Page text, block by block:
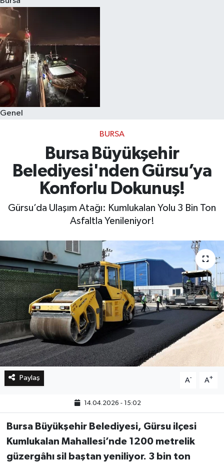
Genel
BURSA
Bursa Büyükşehir
Belediyesi'nden Gürsu’ya
Konforlu Dokunuş!
Gürsu’da Ulaşım Atağı: Kumlukalan Yolu 3 Bin Ton
Asfaltla Yenileniyor!
Paylaş A- A+
14.04.2026 - 15:02
Bursa Büyükşehir Belediyesi, Gürsu ilçesi
Kumlukalan Mahallesi’nde 1200 metrelik
güzergâhı sil baştan yeniliyor. 3 bin ton
Sağlık
Dünya
Magazin
Kültür & Sanat
Teknoloji
Bilim
Bilim, Teknoloji